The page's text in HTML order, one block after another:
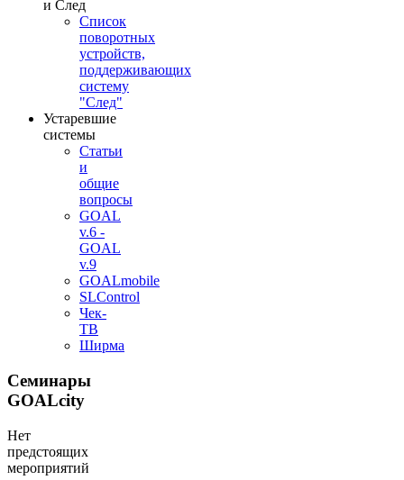
и След
Список
поворотных
устройств,
поддерживающих
систему
"След"
Устаревшие
системы
Статьи
и
общие
вопросы
GOAL
v.6 -
GOAL
v.9
GOALmobile
SLControl
Чек-
ТВ
Ширма
Семинары
GOALcity
Нет
предстоящих
мероприятий